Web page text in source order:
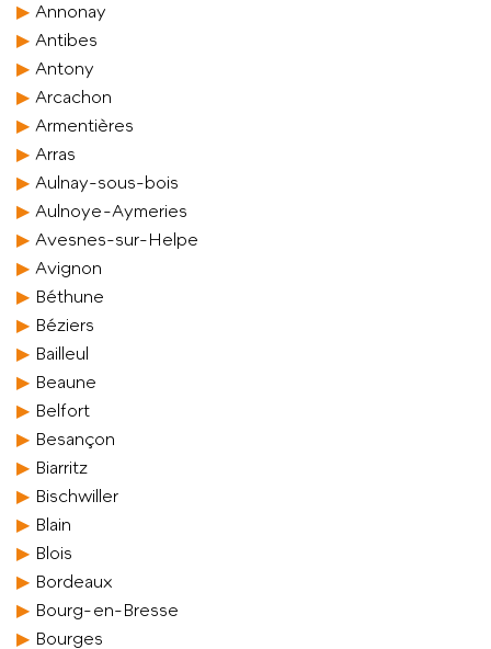
Annonay
Antibes
Antony
Arcachon
Armentières
Arras
Aulnay-sous-bois
Aulnoye-Aymeries
Avesnes-sur-Helpe
Avignon
Béthune
Béziers
Bailleul
Beaune
Belfort
Besançon
Biarritz
Bischwiller
Blain
Blois
Bordeaux
Bourg-en-Bresse
Bourges